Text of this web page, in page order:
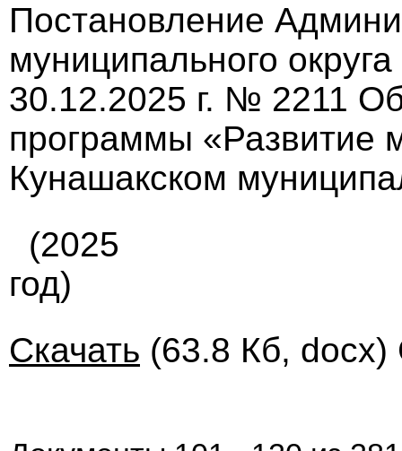
Постановление
муниципального
30.12.2025 г. № 2211
программы «Развитие
Кунашакском
(2025
год)
Скачать (63.8 Кб, docx)